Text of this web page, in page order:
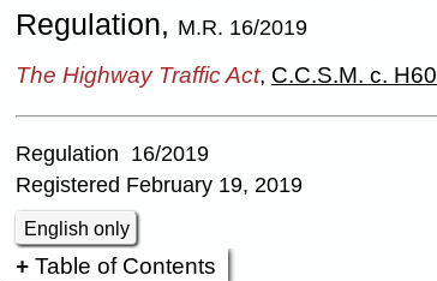
Regulation, M.R. 16/2019
The Highway Traffic Act, C.C.S.M. c. H60
Regulation 16/2019
Registered February 19, 2019
English only
Table of Contents